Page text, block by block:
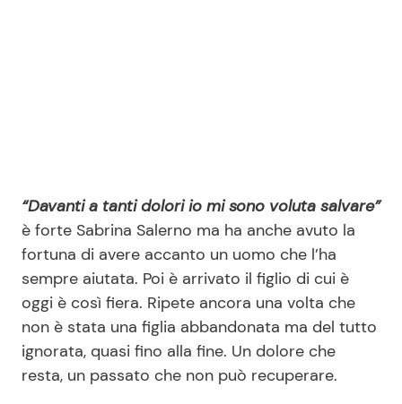
“Davanti a tanti dolori io mi sono voluta salvare”
è forte Sabrina Salerno ma ha anche avuto la
fortuna di avere accanto un uomo che l’ha
sempre aiutata. Poi è arrivato il figlio di cui è
oggi è così fiera. Ripete ancora una volta che
non è stata una figlia abbandonata ma del tutto
ignorata, quasi fino alla fine. Un dolore che
resta, un passato che non può recuperare.